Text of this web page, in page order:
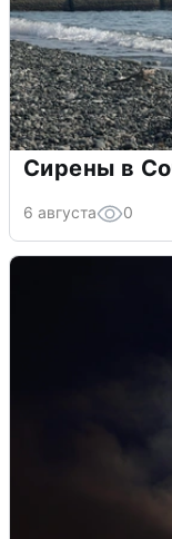
Сирены в
6 августа 0